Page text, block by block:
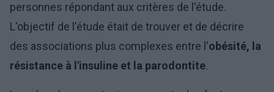
personnes répondant aux critères de l'étude.
L'objectif de l'étude était de trouver et de décrire
des associations plus complexes entre l'obésité, la
résistance à l'insuline et la parodontite.